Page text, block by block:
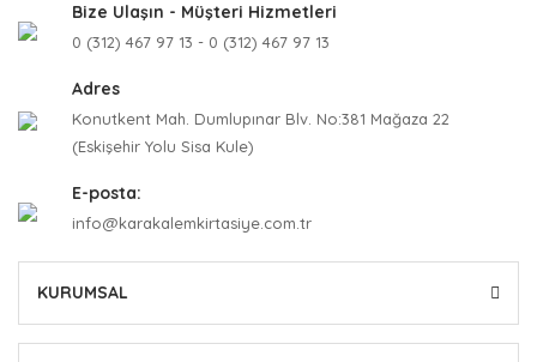
Bize Ulaşın - Müşteri Hizmetleri
0 (312) 467 97 13 - 0 (312) 467 97 13
Adres
Konutkent Mah. Dumlupınar Blv. No:381 Mağaza 22
(Eskişehir Yolu Sisa Kule)
E-posta:
info@karakalemkirtasiye.com.tr
KURUMSAL